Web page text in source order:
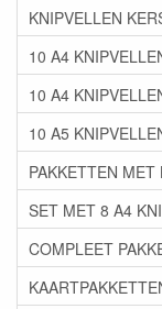
KNIPVELLEN
10 A4
10 A4
10 A5
PAKKETTEN MET
SET MET 8 A4
COMPLEET